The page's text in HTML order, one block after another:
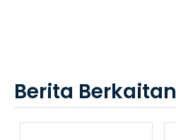
Berita Berkaitan